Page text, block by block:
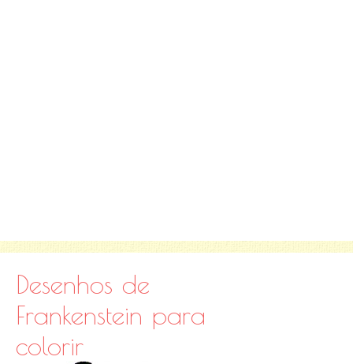
Desenhos de
Frankenstein para
colorir